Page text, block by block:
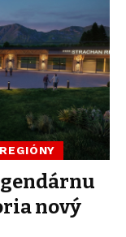
REGIÓNY
nový